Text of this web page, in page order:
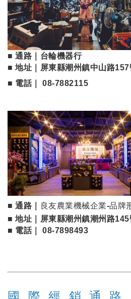
■ 通路｜台輪機器行
■ 地址｜屏東縣潮州鎮中山路157
■ 電話｜ 08-7882115
■ 通路｜
良友農業機械企業-品牌
■ 地址｜屏東縣潮州鎮潮州路145
■ 電話｜ 08-7898493